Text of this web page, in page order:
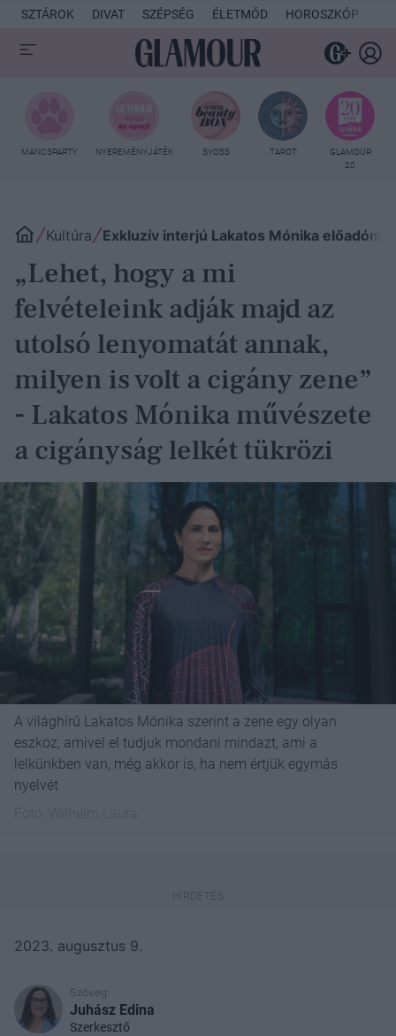
SZTÁROK DIVAT SZÉPSÉG ÉLETMÓD HOROSZKÓP
MANCSPARTY NYEREMÉNYJÁTÉK SYOSS TAROT
GLAMOUR
20
Kultúra Exkluzív interjú Lakatos Mónika
„Lehet, hogy a mi
felvételeink adják majd az
utolsó lenyomatát annak,
milyen is volt a cigány zene”
- Lakatos Mónika művészete
a cigányság lelkét tükrözi
A világhírű Lakatos Mónika szerint a zene egy olyan
eszköz, amivel el tudjuk mondani mindazt, ami a
lelkünkben van, még akkor is, ha nem értjük egymás
nyelvét
2023. augusztus 9.
Szöveg:
Juhász Edina
Szerkesztő